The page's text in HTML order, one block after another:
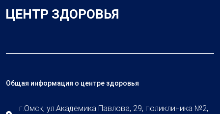
ЦЕНТР ЗДОРОВЬЯ
Общая информация о центре здоровья
г.Омск, ул.Академика Павлова, 29, поликлиника №2,